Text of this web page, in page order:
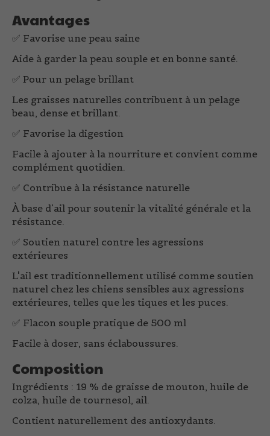
Avantages
✅ Favorise une peau saine
Aide à garder la peau souple et en bonne santé.
✅ Pour un pelage brillant
Les graisses naturelles contribuent à un pelage
beau, dense et brillant.
✅ Favorise la digestion
Facile à ajouter à la nourriture et convient comme
complément quotidien.
✅ Contribue à la résistance naturelle
À base d’ail pour soutenir la vitalité générale et la
résistance.
✅ Soutien naturel contre les agressions
extérieures
L'ail est traditionnellement utilisé comme soutien
naturel chez les chiens sensibles aux agressions
extérieures, telles que les tiques et les puces.
✅ Flacon souple pratique de 500 ml
Facile à doser, sans éclaboussures.
Composition
Ingrédients : 19 % de graisse de mouton, huile de
colza, huile de tournesol, ail.
Contient naturellement des antioxydants.